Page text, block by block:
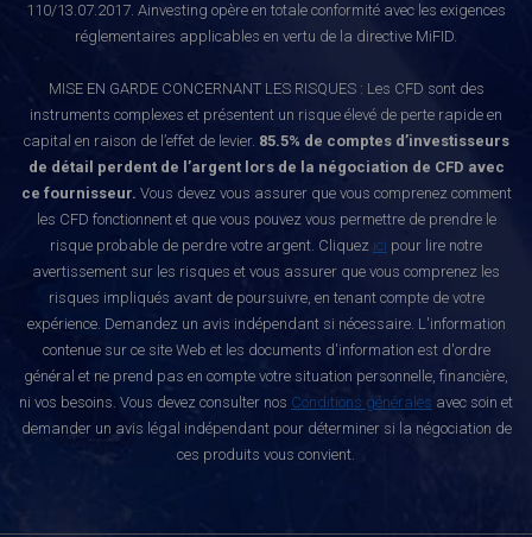
110/13.07.2017. Ainvesting opère en totale conformité avec les exigences
réglementaires applicables en vertu de la directive MiFID.
MISE EN GARDE CONCERNANT LES RISQUES : Les CFD sont des
instruments complexes et présentent un risque élevé de perte rapide en
capital en raison de l’effet de levier. 85.5% de comptes d’investisseurs
de détail perdent de l’argent lors de la négociation de CFD avec
ce fournisseur. Vous devez vous assurer que vous comprenez comment
les CFD fonctionnent et que vous pouvez vous permettre de prendre le
risque probable de perdre votre argent. Cliquez ici pour lire notre
avertissement sur les risques et vous assurer que vous comprenez les
risques impliqués avant de poursuivre, en tenant compte de votre
expérience. Demandez un avis indépendant si nécessaire. L'information
contenue sur ce site Web et les documents d'information est d'ordre
général et ne prend pas en compte votre situation personnelle, financière,
ni vos besoins. Vous devez consulter nos Conditions générales avec soin et
demander un avis légal indépendant pour déterminer si la négociation de
ces produits vous convient.